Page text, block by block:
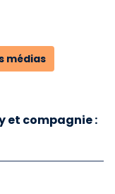
médias
et compagnie :